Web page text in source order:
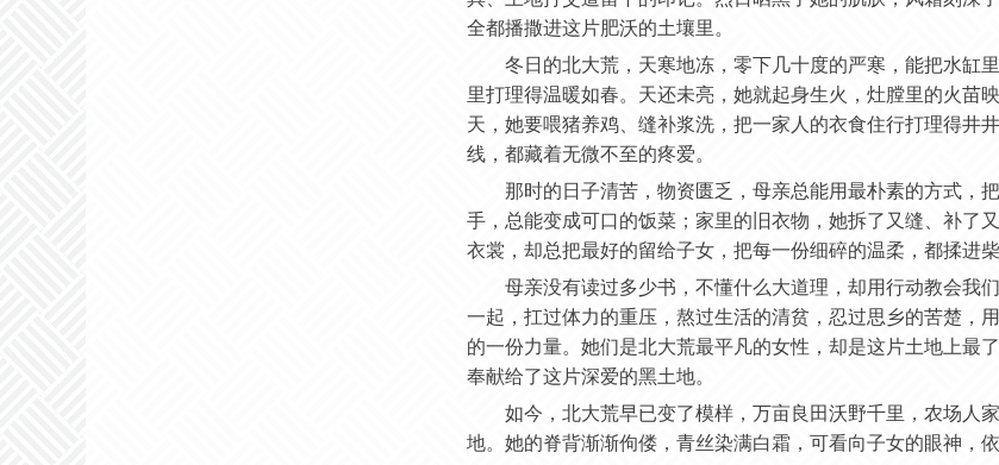
全都播撒进这片肥沃的土壤里。
冬日的北大荒，天寒地冻，零下几十度的严寒，能把水缸
里打理得温暖如春。天还未亮，她就起身生火，灶膛里的火苗
天，她要喂猪养鸡、缝补浆洗，把一家人的衣食住行打理得井
线，都藏着无微不至的疼爱。
那时的日子清苦，物资匮乏，母亲总能用最朴素的方式，
手，总能变成可口的饭菜；家里的旧衣物，她拆了又缝、补了
衣裳，却总把最好的留给子女，把每一份细碎的温柔，都揉进柴
母亲没有读过多少书，不懂什么大道理，却用行动教会我
一起，扛过体力的重压，熬过生活的清贫，忍过思乡的苦楚，
的一份力量。她们是北大荒最平凡的女性，却是这片土地上最
奉献给了这片深爱的黑土地。
如今，北大荒早已变了模样，万亩良田沃野千里，农场人
地。她的脊背渐渐佝偻，青丝染满白霜，可看向子女的眼神，